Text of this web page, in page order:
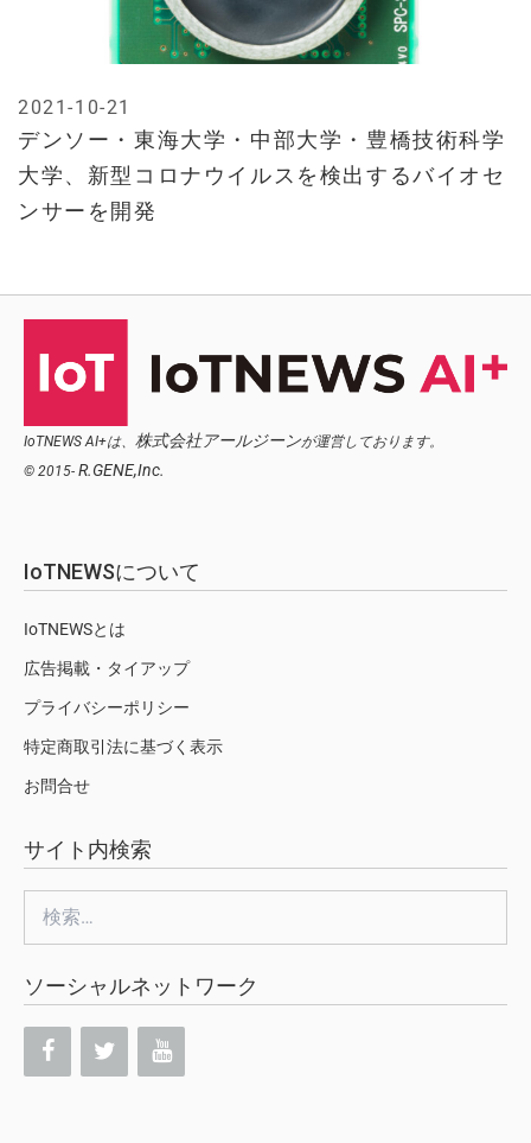
デンソー・東海大学・中部大学・豊橋技術科学
大学、新型コロナウイルスを検出するバイオセ
ンサーを開発
2021-10-21
IoTNEWS AI+は、 株式会社アールジーンが運営しております。
© 2015- R.GENE,Inc.
IoTNEWSについて
IoTNEWSとは
広告掲載・タイアップ
プライバシーポリシー
特定商取引法に基づく表示
お問合せ
サイト内検索
索:
ソーシャルネットワーク